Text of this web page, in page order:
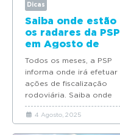
Dicas
Saiba onde estão
os radares da PSP
em Agosto de
2025
Todos os meses, a PSP
informa onde irá efetuar
ações de fiscalização
rodoviária. Saiba onde
estão os radares da PSP
em Agosto de...
4 Agosto, 2025